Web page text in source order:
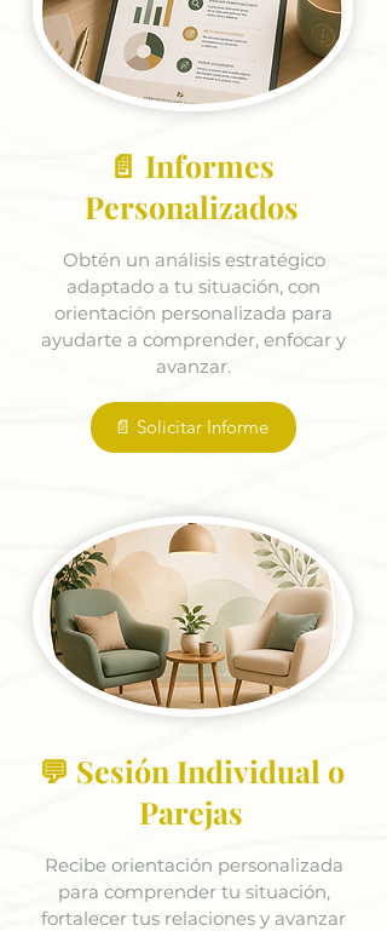
📄 Informes
Personalizados
Obtén un análisis estratégico
adaptado a tu situación, con
orientación personalizada para
ayudarte a comprender, enfocar y
avanzar.
📄 Solicitar Informe
💬 Sesión Individual o
Parejas
Recibe orientación personalizada
para comprender tu situación,
fortalecer tus relaciones y avanzar